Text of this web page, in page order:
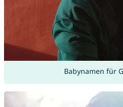
Babynamen für